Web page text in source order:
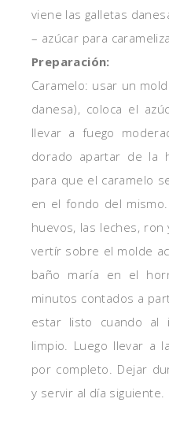
viene las galletas
– azúcar para
Preparación:
Caramelo: usar un
danesa), coloca el
llevar a fuego
dorado apartar de la
para que el caramelo
en el fondo del
huevos, las leches,
vertír sobre el molde
baño maría en el
minutos contados a
estar listo cuando al
limpio. Luego llevar a
por completo. Dejar
y servir al día siguiente.